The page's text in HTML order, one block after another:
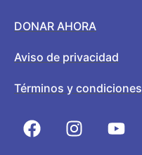
DONAR AHORA
Aviso de privacidad
Términos y condiciones